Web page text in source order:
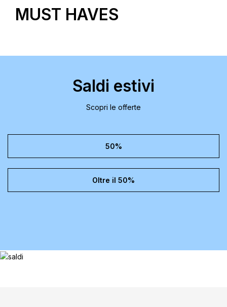
MUST HAVES
Saldi estivi
Scopri le offerte
50%
Oltre il 50%